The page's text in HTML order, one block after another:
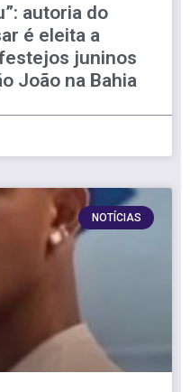
autoria do
é eleita a
juninos
João na Bahia
NOTÍCIAS